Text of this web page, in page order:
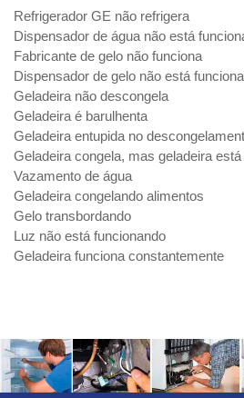
Refrigerador GE não refrigera
Dispensador de água não está
Fabricante de gelo não funciona
Dispensador de gelo não está
Geladeira não descongela
Geladeira é barulhenta
Geladeira entupida no
Geladeira congela, mas geladeira
Vazamento de água
Geladeira congelando alimentos
Gelo transbordando
Luz não está funcionando
Geladeira funciona constantemente